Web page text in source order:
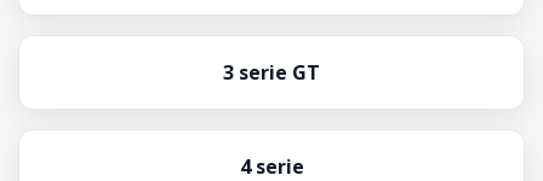
3 serie GT
4 serie